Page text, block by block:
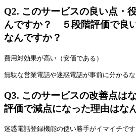
Q2. このサービスの良い点・
んですか？ ５段階評価で良
なんですか？
費用対効果が高い（安価である）
無駄な営業電話や迷惑電話が事前に分かる
Q3. このサービスの改善点は
評価で減点になった理由はな
迷惑電話登録機能の使い勝手がイマイチで